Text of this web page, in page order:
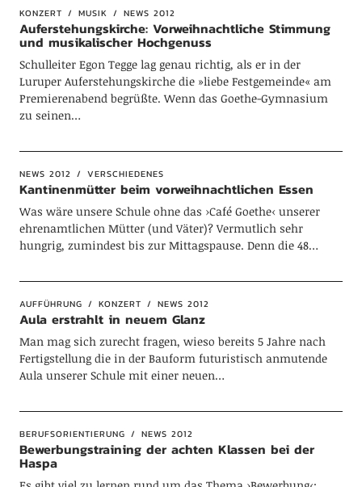
KONZERT MUSIK NEWS 2012
Auferstehungskirche: Vorweihnachtliche Stimmung
und musikalischer Hochgenuss
Schulleiter Egon Tegge lag genau richtig, als er in der
Luruper Auferstehungskirche die »liebe Festgemeinde« am
Premierenabend begrüßte. Wenn das Goethe-Gymnasium
zu seinen…
NEWS 2012 VERSCHIEDENES
Kantinenmütter beim vorweihnachtlichen Essen
Was wäre unsere Schule ohne das ›Café Goethe‹ unserer
ehrenamtlichen Mütter (und Väter)? Vermutlich sehr
hungrig, zumindest bis zur Mittagspause. Denn die 48…
AUFFÜHRUNG KONZERT NEWS 2012
Aula erstrahlt in neuem Glanz
Man mag sich zurecht fragen, wieso bereits 5 Jahre nach
Fertigstellung die in der Bauform futuristisch anmutende
Aula unserer Schule mit einer neuen…
BERUFSORIENTIERUNG NEWS 2012
Bewerbungstraining der achten Klassen bei der
Haspa